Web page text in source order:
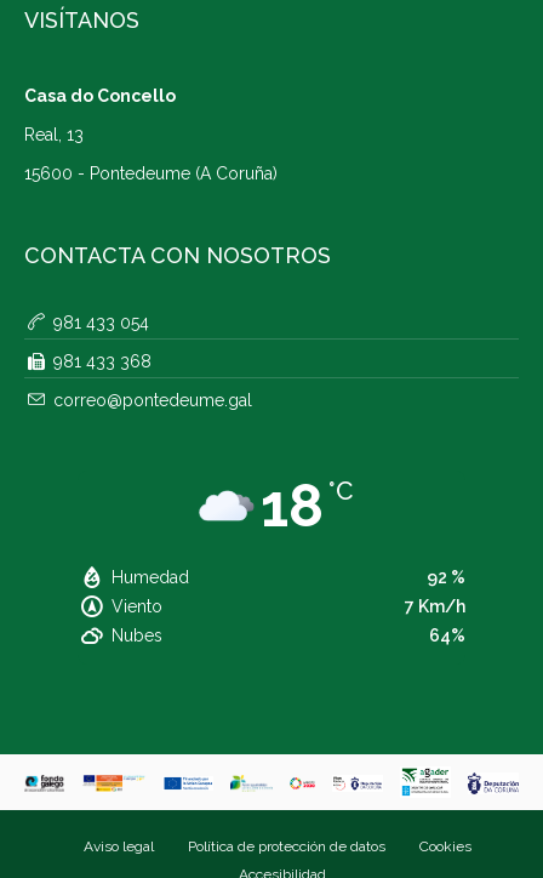
VISÍTANOS
Casa do Concello
Real, 13
15600 - Pontedeume (A Coruña)
CONTACTA CON NOSOTROS
981 433 054
981 433 368
correo@pontedeume.gal
18 °C
Humedad
92 %
Viento
7 Km/h
Nubes
64%
Aviso legal Política de protección de datos
Cookies
Accesibilidad